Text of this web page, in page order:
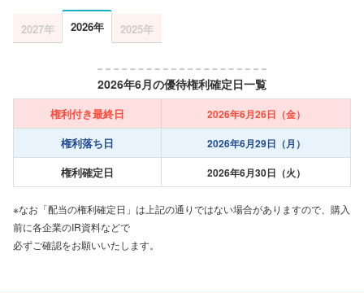
2027年 2026年 2025年
2026年6月の優待権利確定日一覧
権利付き最終日 2026年6月26日（金）
権利落ち日 2026年6月29日（月）
権利確定日 2026年6月30日（火）
※なお「配当の権利確定日」は上記の通りではない場合がありますので、購入
前に各企業のIR資料などで
必ずご確認をお願いいたします。